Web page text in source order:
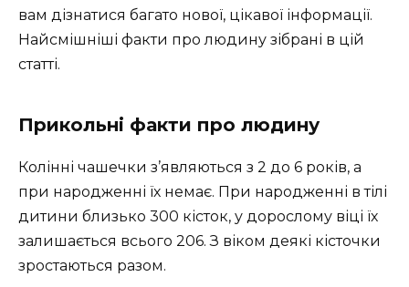
вам дізнатися багато нової, цікавої інформації.
Найсмішніші факти про людину зібрані в цій
статті.
Прикольні факти про людину
Колінні чашечки з’являються з 2 до 6 років, а
при народженні їх немає. При народженні в тілі
дитини близько 300 кісток, у дорослому віці їх
залишається всього 206. З віком деякі кісточки
зростаються разом.